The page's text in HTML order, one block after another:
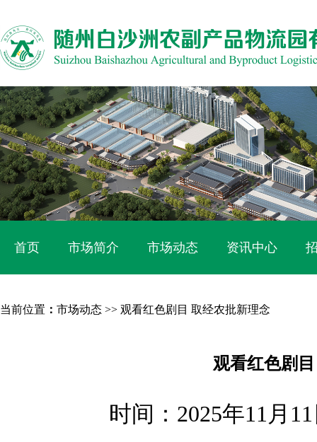
首页 市场简介 市场动态 资讯中心
当前位置 ： 市场动态 >> 观看红色剧目 取经农批新理念
观看红色剧
时间：2025年11月